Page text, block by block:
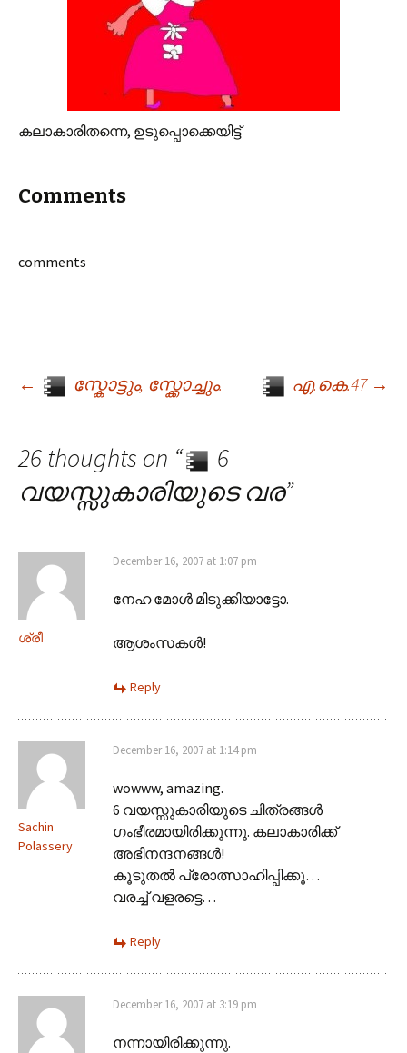
കലാകാരിതന്നെ, ഉടുപ്പൊക്കെയിട്ട്‌
Comments
comments
← സ്കോട്ടും, സ്ക്കോച്ചും. എ.കെ.47 →
26 thoughts on “
6
വയസ്സുകാരിയുടെ വര”
ശ്രീ
December 16, 2007 at 1:07 pm
നേഹ മോള്‍‌ മിടുക്കിയാട്ടോ.
ആശംസകള്‍‌!
Reply
Sachin
Polassery
December 16, 2007 at 1:14 pm
wowww, amazing.
6 വയസ്സുകാരിയുടെ ചിത്രങ്ങള്‍
ഗംഭീരമായിരിക്കുന്നു. കലാകാരിക്ക്
അഭിനന്ദനങ്ങള്‍!
കൂടുതല്‍ പ്രോത്സാഹിപ്പിക്കൂ…
വരച്ച് വളരട്ടെ…
Reply
December 16, 2007 at 3:19 pm
നന്നായിരിക്കുന്നു.